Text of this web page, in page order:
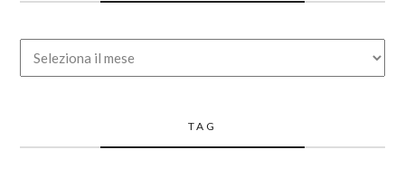
Archivio
TAG